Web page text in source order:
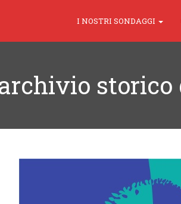
I NOSTRI SONDAGGI
storico